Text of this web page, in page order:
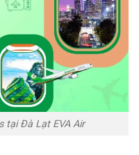
tại Đà Lạt EVA Air